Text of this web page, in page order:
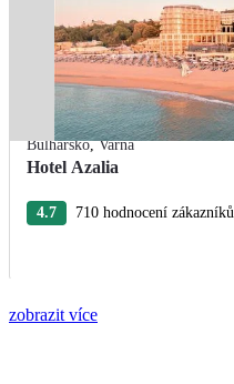
Bulharsko,Varna
Hotel Azalia
4.7 710 hodnocení zákazníků
zobrazit více